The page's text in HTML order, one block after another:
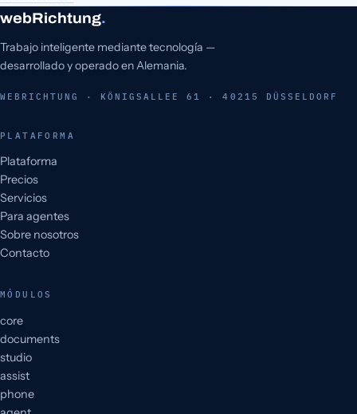
webRichtung.
Trabajo inteligente mediante tecnología —
desarrollado y operado en Alemania.
WEBRICHTUNG · KÖNIGSALLEE 61 · 40215 DÜSSELDORF
PLATAFORMA
Plataforma
Precios
Servicios
Para agentes
Sobre nosotros
Contacto
MÓDULOS
core
documents
studio
assist
phone